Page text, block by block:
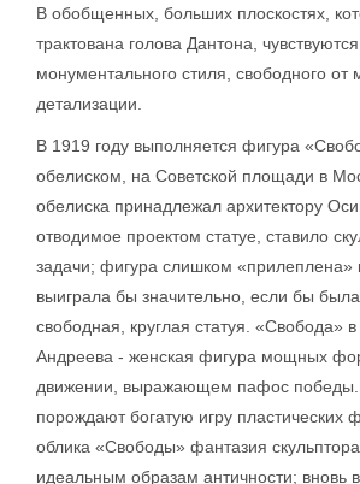
В обобщенных, больших плоскостях,
трактована голова Дантона,
монументального стиля, свободного от
детализации.
В 1919 году выполняется фигура
обелиском, на Советской площади в
обелиска принадлежал архитектору
отводимое проектом статуе, ставило
задачи; фигура слишком «прилеплена»
выиграла бы значительно, если бы
свободная, круглая статуя. «Свобода»
Андреева - женская фигура мощных
движении, выражающем пафос победы.
порождают богатую игру пластических
облика «Свободы» фантазия
идеальным образам античности; вновь